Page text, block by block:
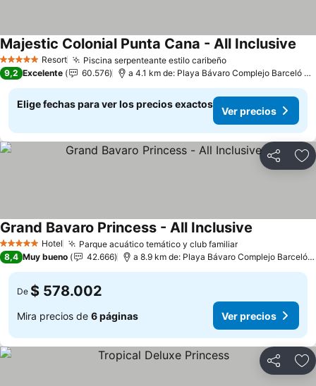
5 Estrellas Resort Piscina serpenteante estilo caribeño
Majestic Colonial Punta Cana - All Inclusive
9,2 Excelente 60.576 a 4.1 km de: Playa Bávaro Complejo Barceló Bávaro
Elige fechas para ver los precios exactos
Ver precios
Compartir
5 Estrellas Hotel Parque acuático temático y club familiar
Grand Bavaro Princess - All Inclusive
8,4 Muy bueno 42.666 a 8.9 km de: Playa Bávaro Complejo Barceló Bávaro
De $ 578.002
Mira precios de 6 páginas Ver precios
Compartir